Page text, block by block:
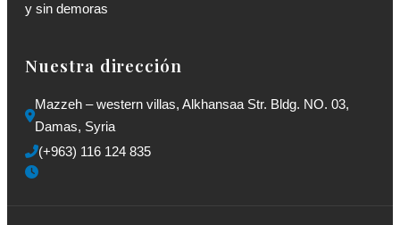
y sin demoras
Nuestra dirección
Mazzeh – western villas, Alkhansaa Str. Bldg. NO. 03,
Damas, Syria
(+963) 116 124 835